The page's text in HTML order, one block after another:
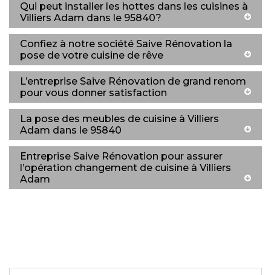
Qui peut installer les hottes dans les cuisines à
Villiers Adam dans le 95840?
Confiez à notre société Saive Rénovation la
pose de votre cuisine de rêve
L’entreprise Saive Rénovation de grand renom
pour vous donner satisfaction
La pose des meubles de cuisine à Villiers
Adam dans le 95840
Entreprise Saive Rénovation pour assurer
l’opération changement de cuisine à Villiers
Adam